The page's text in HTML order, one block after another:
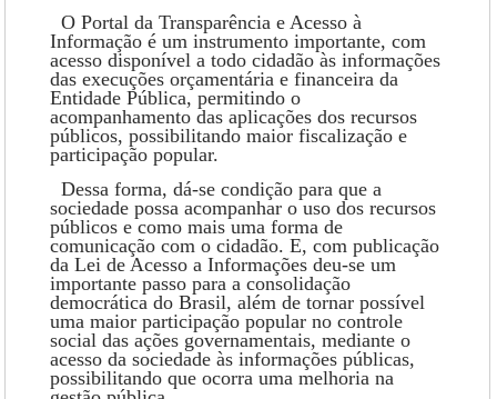
O Portal da Transparência e Acesso à
Informação é um instrumento importante, com
acesso disponível a todo cidadão às informações
das execuções orçamentária e financeira da
Entidade Pública, permitindo o
acompanhamento das aplicações dos recursos
públicos, possibilitando maior fiscalização e
participação popular.
Dessa forma, dá-se condição para que a
sociedade possa acompanhar o uso dos recursos
públicos e como mais uma forma de
comunicação com o cidadão. E, com publicação
da Lei de Acesso a Informações deu-se um
importante passo para a consolidação
democrática do Brasil, além de tornar possível
uma maior participação popular no controle
social das ações governamentais, mediante o
acesso da sociedade às informações públicas,
possibilitando que ocorra uma melhoria na